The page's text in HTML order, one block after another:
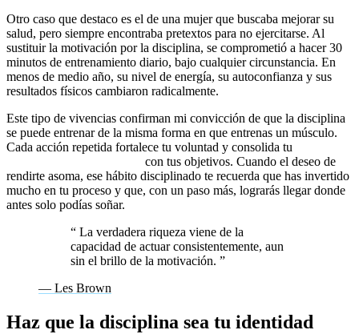
Otro caso que destaco es el de una mujer que buscaba mejorar su
salud, pero siempre encontraba pretextos para no ejercitarse. Al
sustituir la motivación por la disciplina, se comprometió a hacer 30
minutos de entrenamiento diario, bajo cualquier circunstancia. En
menos de medio año, su nivel de energía, su autoconfianza y sus
resultados físicos cambiaron radicalmente.
Este tipo de vivencias confirman mi convicción de que la disciplina
se puede entrenar de la misma forma en que entrenas un músculo.
Cada acción repetida fortalece tu voluntad y consolida tu
con tus objetivos. Cuando el deseo de
rendirte asoma, ese hábito disciplinado te recuerda que has invertido
mucho en tu proceso y que, con un paso más, lograrás llegar donde
antes solo podías soñar.
“ La verdadera riqueza viene de la
capacidad de actuar consistentemente, aun
sin el brillo de la motivación. ”
— Les Brown
Haz que la disciplina sea tu identidad